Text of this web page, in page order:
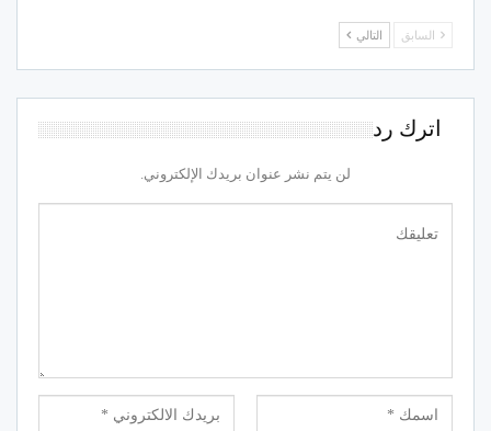
السابق التالي
اترك رد
لن يتم نشر عنوان بريدك الإلكتروني.